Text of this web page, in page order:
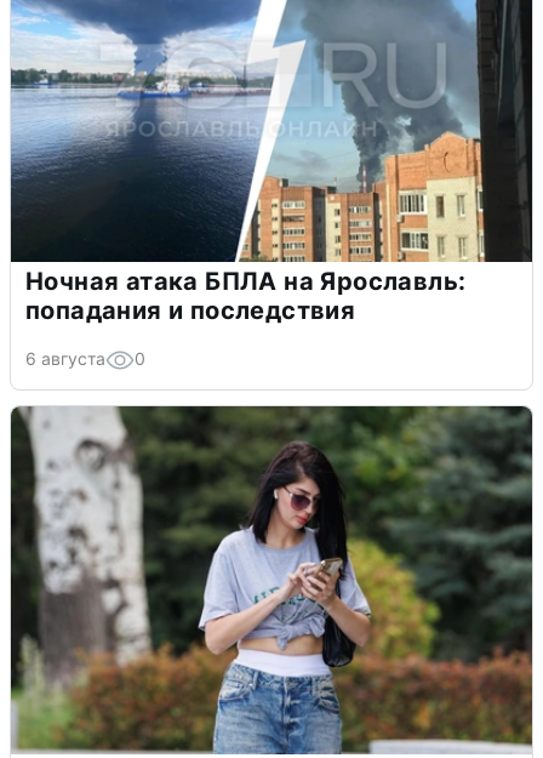
Ночная атака БПЛА на Ярославль:
попадания и последствия
6 августа 0